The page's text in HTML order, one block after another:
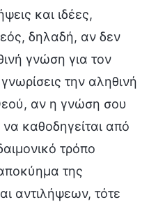
και ιδέες,
δηλαδή, αν δεν
γνώση για τον
την αληθινή
αν η γνώση σου
καθοδηγείται από
τρόπο
της
αντιλήψεων, τότε